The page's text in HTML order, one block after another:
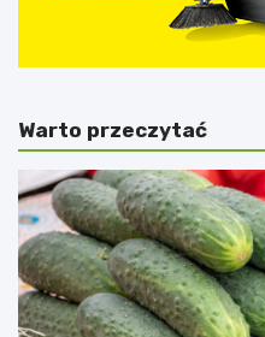
Warto przeczytać